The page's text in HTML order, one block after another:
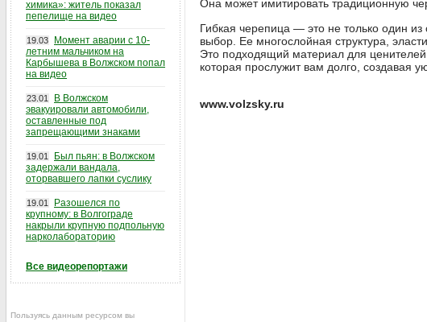
Она может имитировать традиционную
Гибкая черепица — это не только один
выбор. Ее многослойная структура,
Это подходящий материал для
которая прослужит вам долго, создавая
www.volzsky.ru
химика»: житель показал
пепелище на видео
19.03
Момент аварии с 10-
летним мальчиком на
Карбышева в Волжском попал
на видео
23.01
В Волжском
эвакуировали автомобили,
оставленные под
запрещающими знаками
19.01
Был пьян: в Волжском
задержали вандала,
оторвавшего лапки суслику
19.01
Разошелся по
крупному: в Волгограде
накрыли крупную подпольную
нарколабораторию
Все видеорепортажи
Пользуясь данным ресурсом вы